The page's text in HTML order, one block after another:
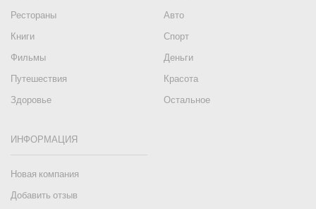
Рестораны
Авто
Книги
Спорт
Фильмы
Деньги
Путешествия
Красота
Здоровье
Остальное
ИНФОРМАЦИЯ
Новая компания
Добавить отзыв